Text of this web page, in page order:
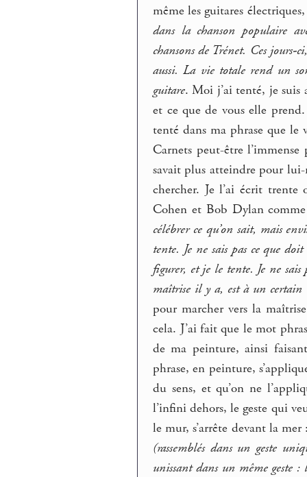
même les guitares
dans la chanson populaire
chansons de Trénet. Ces jours-
aussi. La vie totale rend un
guitare. Moi j’ai tenté, je suis
et ce que de vous elle
tenté dans ma phrase que le
Carnets peut-être
savait plus atteindre pour lui-
chercher. Je l’ai écrit
Cohen et Bob Dylan
célébrer ce qu’on sait, mais
tente. Je ne sais pas ce que
figurer, et je le tente. Je ne
maîtrise il y a, est à un certain
pour marcher vers la
cela. J’ai fait que le mot
de ma peinture, ainsi
phrase, en peinture,
du sens, et qu’on ne
l’infini dehors, le geste qui
le mur, s’arrête devant la
(rassemblés dans un geste
unissant dans un même geste